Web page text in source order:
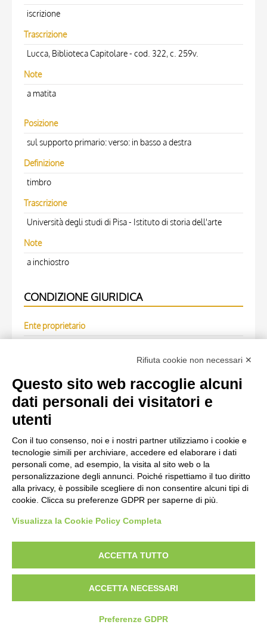
iscrizione
Trascrizione
Lucca, Biblioteca Capitolare - cod. 322, c. 259v.
Note
a matita
Posizione
sul supporto primario: verso: in basso a destra
Definizione
timbro
Trascrizione
Università degli studi di Pisa - Istituto di storia dell'arte
Note
a inchiostro
CONDIZIONE GIURIDICA
Ente proprietario
OPERA RIPRODOTTA
Scheda opera
Anonimo italiano sec. XIV, Miniatura tabellare, Miniatura
con figura umana, Imperatore Giustiniano, Finte
architetture, Iniziale P, Iniziale I
diritto d’autore, legge 22 aprile 1941 n. 633. I diritti degli autori, degli artisti e
dei fotografi che hanno realizzato le opere e le immagini, degli enti e delle
istituzioni che ne sono proprietari, sono riservati. Si vieta quindi la
riproduzione con qualsiasi mezzo effettuata, anche per uso gratuito o
personale.
Rifiuta cookie non necessari ✕
Questo sito web raccoglie alcuni
dati personali dei visitatori e
utenti
Con il tuo consenso, noi e i nostri partner utilizziamo i cookie e
tecnologie simili per archiviare, accedere ed elaborare i dati
personali come, ad esempio, la visita al sito web o la
personalizzazione degli annunci. Poiché rispettiamo il tuo diritto
alla privacy, è possibile scegliere di non consentire alcuni tipi di
cookie. Clicca su preferenze GDPR per saperne di più.
Visualizza la Cookie Policy Completa
ACCETTA TUTTO
ACCETTA NECESSARI
Preferenze GDPR